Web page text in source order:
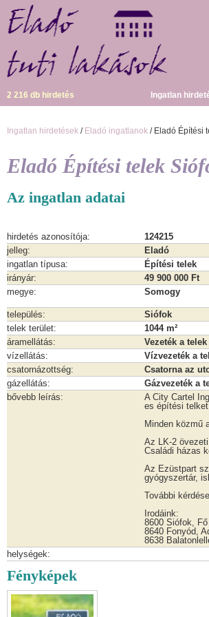
2 216 db hirdetés Ingatlan
Ingatlan hirdetések / Eladó ingatlanok / Eladó Építési
Eladó Építési telek
Az ingatlan adatai
hirdetés azonosítója:
124215
jelleg:
Eladó
ingatlan típusa:
Építési telek
irányár:
49 900 000 Ft
megye:
Somogy
település: Siófok
telek terület:
1044 m²
áramellátás:
Vezeték a
vízellátás:
Vízvezeték a
csatornázottség:
Csatorna az
gázellátás:
Gázvezeték a
bővebb leírás:
A City Cartel
es építési
Minden közmű
Az LK-2
Családi házas
Az Ezüstpart
gyógyszertár,
További
Irodáink:
8600 Siófok,
8640 Fonyód,
8638
helységek:
Fényképek